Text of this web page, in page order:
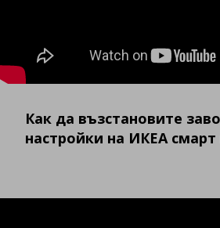
Как да възстановите
настройки на ИКЕА